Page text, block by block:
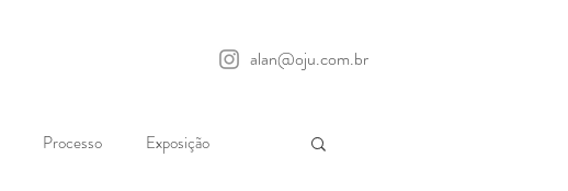
alan@oju.com.br
Processo Exposição